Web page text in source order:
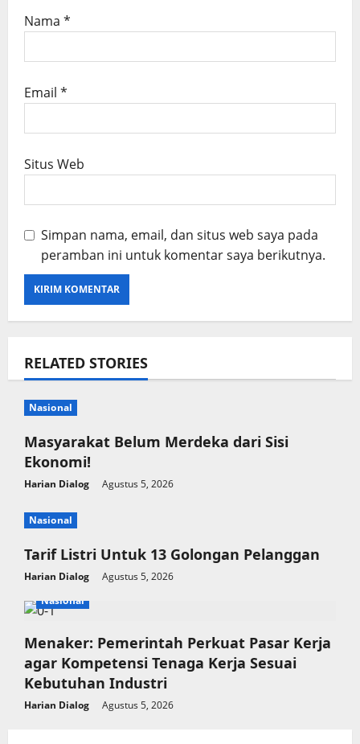
Nama *
Email *
Situs Web
Simpan nama, email, dan situs web saya pada
peramban ini untuk komentar saya berikutnya.
RELATED STORIES
Nasional
Masyarakat Belum Merdeka dari Sisi
Ekonomi!
Harian Dialog Agustus 5, 2026
Nasional
Tarif Listri Untuk 13 Golongan Pelanggan
Harian Dialog
Agustus 5, 2026
Nasional
Menaker: Pemerintah Perkuat Pasar Kerja
agar Kompetensi Tenaga Kerja Sesuai
Kebutuhan Industri
Harian Dialog Agustus 5, 2026